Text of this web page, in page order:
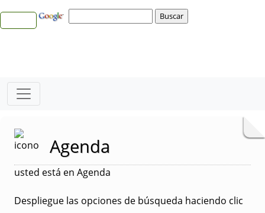
Agenda
usted está en Agenda
Despliegue las opciones de búsqueda haciendo clic